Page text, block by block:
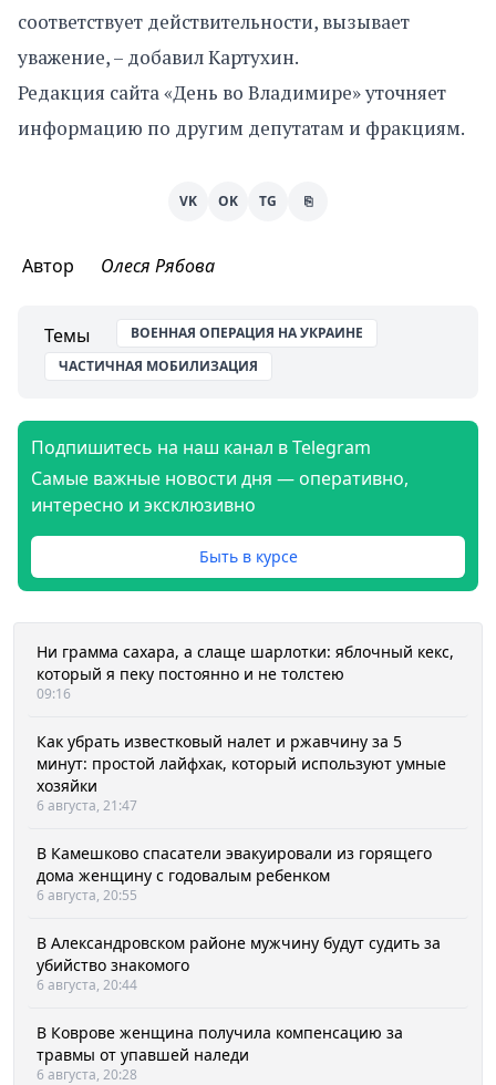
соответствует действительности, вызывает
уважение, – добавил Картухин.
Редакция сайта «День во Владимире» уточняет
информацию по другим депутатам и фракциям.
VK OK TG ⎘
Автор Олеся Рябова
Темы
ВОЕННАЯ ОПЕРАЦИЯ НА УКРАИНЕ
ЧАСТИЧНАЯ МОБИЛИЗАЦИЯ
Подпишитесь на наш канал в Telegram
Самые важные новости дня — оперативно,
интересно и эксклюзивно
Быть в курсе
Ни грамма сахара, а слаще шарлотки: яблочный кекс,
который я пеку постоянно и не толстею
09:16
Как убрать известковый налет и ржавчину за 5
минут: простой лайфхак, который используют умные
хозяйки
6 августа, 21:47
В Камешково спасатели эвакуировали из горящего
дома женщину с годовалым ребенком
6 августа, 20:55
В Александровском районе мужчину будут судить за
убийство знакомого
6 августа, 20:44
В Коврове женщина получила компенсацию за
травмы от упавшей наледи
6 августа, 20:28